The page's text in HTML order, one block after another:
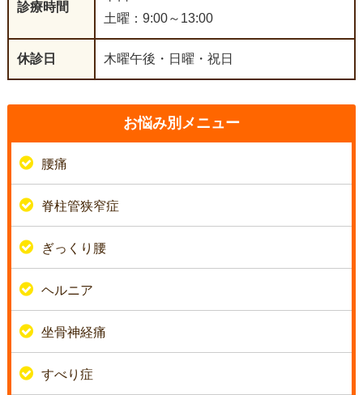
診療時間
土曜：9:00～13:00
休診日 木曜午後・日曜・祝日
お悩み別メニュー
腰痛
脊柱管狭窄症
ぎっくり腰
ヘルニア
坐骨神経痛
すべり症